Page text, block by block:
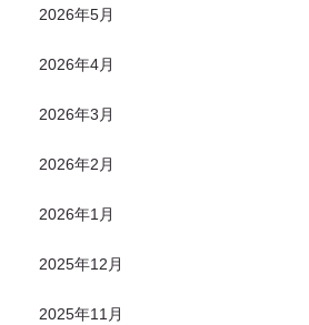
2026年5月
2026年4月
2026年3月
2026年2月
2026年1月
2025年12月
2025年11月